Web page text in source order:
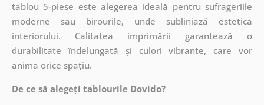
tablou 5-piese este alegerea ideală pentru sufrageriile
moderne sau birourile, unde subliniază estetica
interiorului. Calitatea imprimării garantează o
durabilitate îndelungată și culori vibrante, care vor
anima orice spațiu.
De ce să alegeți tablourile Dovido?